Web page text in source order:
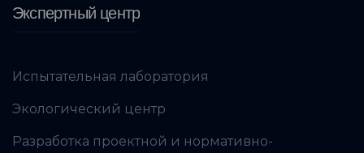
Экспертный центр
Испытательная лаборатория
Экологический центр
Разработка проектной и нормативно-